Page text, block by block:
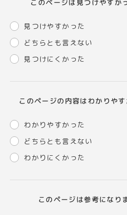
このページは見つけやすか
見つけやすかった
どちらとも言えない
見つけにくかった
このページの内容はわかりや
わかりやすかった
どちらとも言えない
わかりにくかった
このページは参考になり